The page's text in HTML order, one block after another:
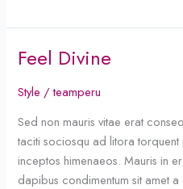
Feel Divine
Style /teamperu
Sed non mauris vitae erat
taciti sociosqu ad litora
inceptos himenaeos. Mauris in
dapibus condimentum sit amet
Feel